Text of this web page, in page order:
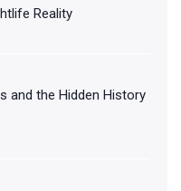
Reality
and the Hidden History